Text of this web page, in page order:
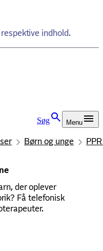
indhold.
Søg Menu
Børn og unge
der oplever
Få telefonisk